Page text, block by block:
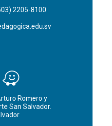
2205-8100
Romero y
San Salvador.